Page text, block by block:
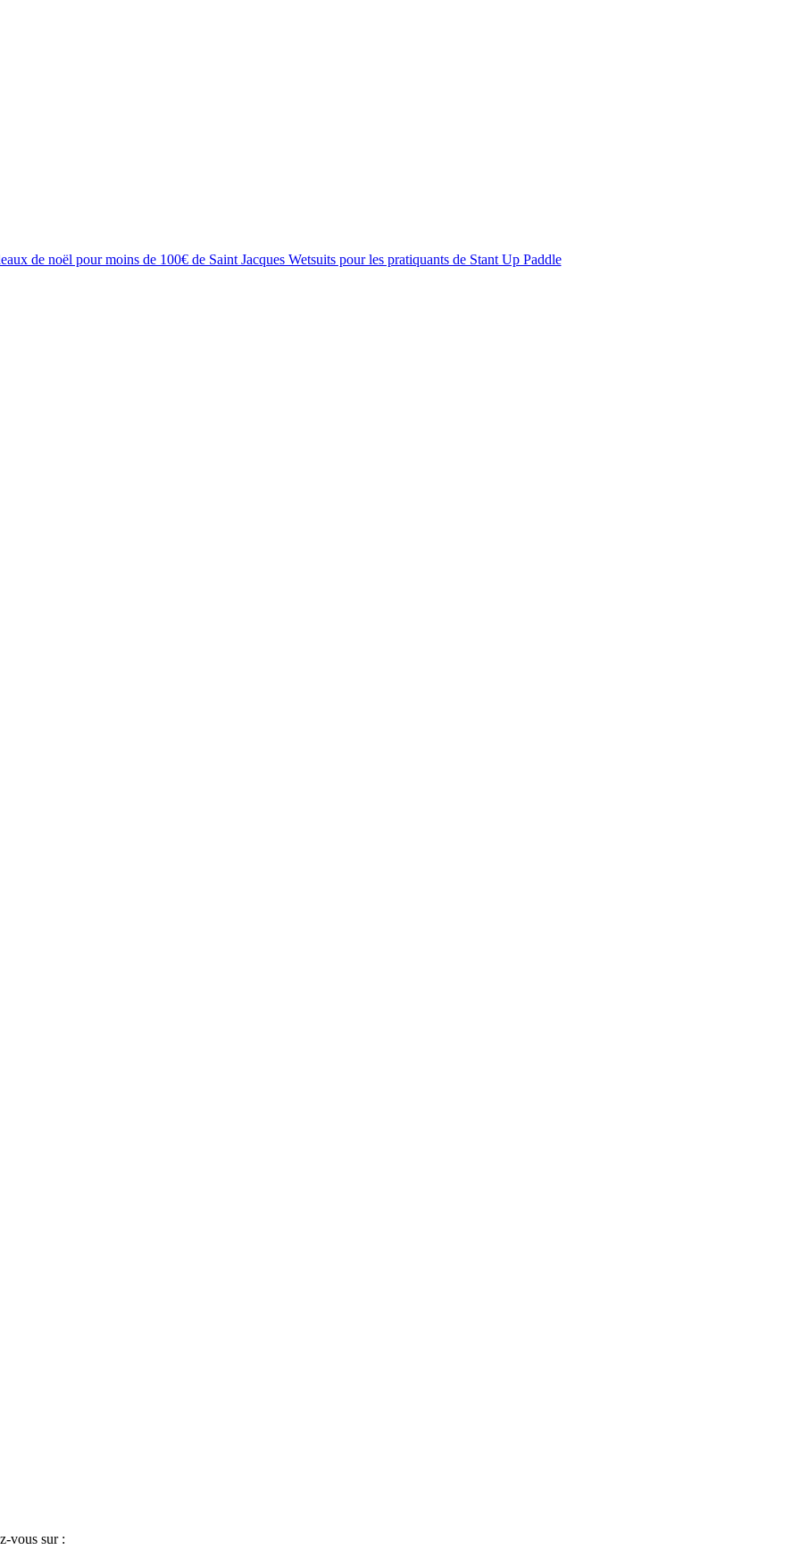
de noël pour moins de 100€ de Saint Jacques Wetsuits pour les pratiquants de Stant Up Paddle
vous sur :